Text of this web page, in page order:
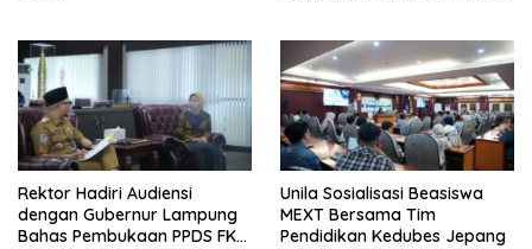
Rektor Hadiri Audiensi
dengan Gubernur Lampung
Bahas Pembukaan PPDS FK
Unila Sosialisasi Beasiswa
MEXT Bersama Tim
Pendidikan Kedubes Jepang